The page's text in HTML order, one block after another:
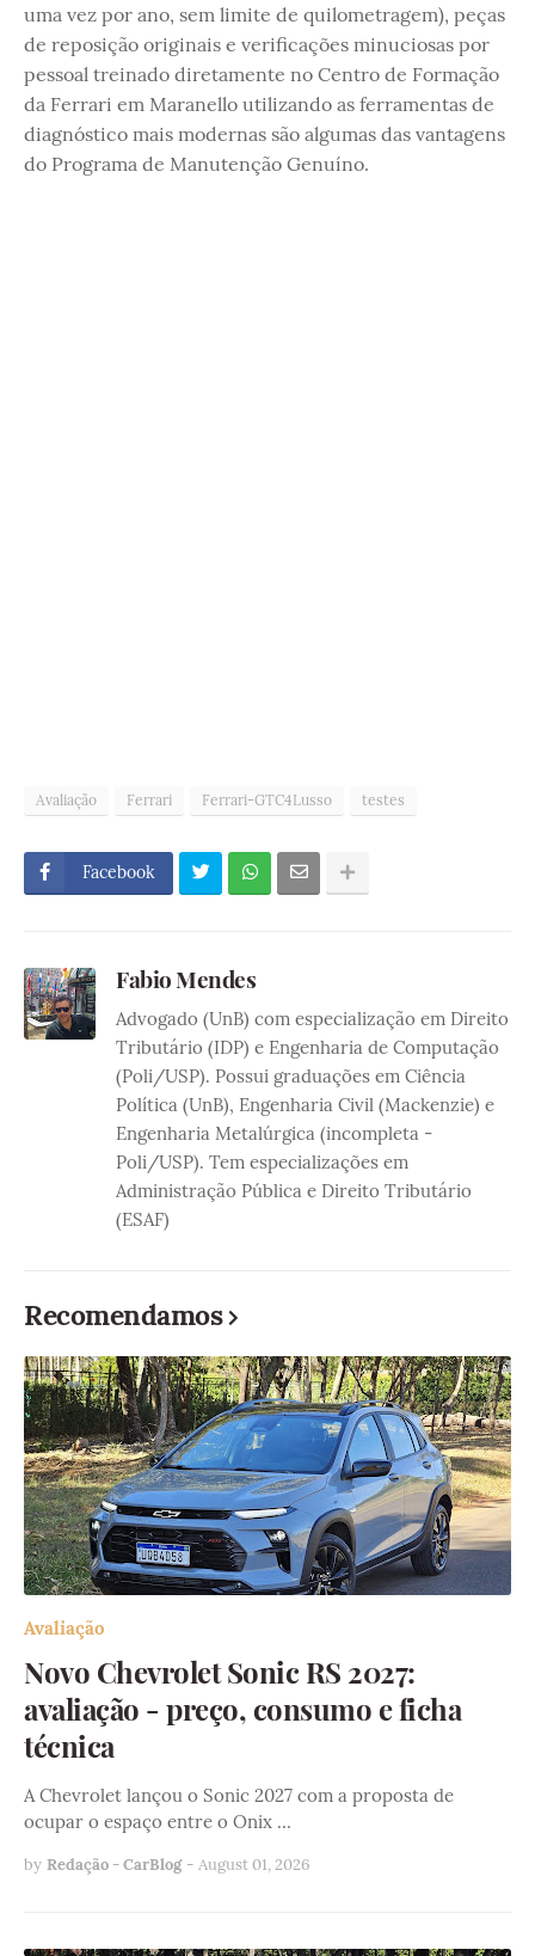
uma vez por ano, sem limite de quilometragem), peças
de reposição originais e verificações minuciosas por
pessoal treinado diretamente no Centro de Formação
da Ferrari em Maranello utilizando as ferramentas de
diagnóstico mais modernas são algumas das vantagens
do Programa de Manutenção Genuíno.
Avaliação Ferrari Ferrari-GTC4Lusso testes
Facebook
Fabio Mendes
Advogado (UnB) com especialização em Direito
Tributário (IDP) e Engenharia de Computação
(Poli/USP). Possui graduações em Ciência
Política (UnB), Engenharia Civil (Mackenzie) e
Engenharia Metalúrgica (incompleta -
Poli/USP). Tem especializações em
Administração Pública e Direito Tributário
(ESAF)
Recomendamos
Avaliação
Novo Chevrolet Sonic RS 2027:
avaliação - preço, consumo e ficha
técnica
A Chevrolet lançou o Sonic 2027 com a proposta de
ocupar o espaço entre o Onix …
by Redação - CarBlog - August 01, 2026